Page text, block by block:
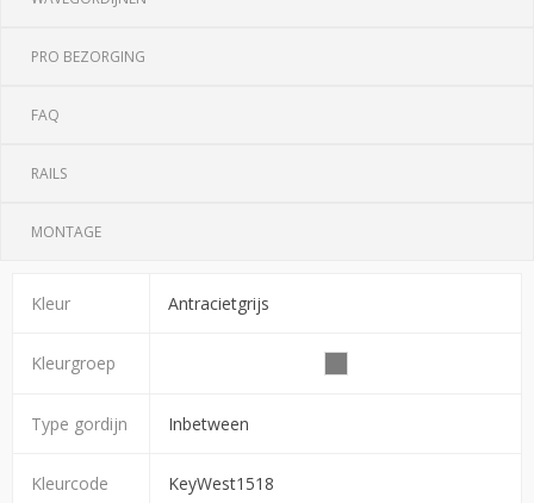
PRO BEZORGING
FAQ
RAILS
MONTAGE
Kleur Antracietgrijs
Kleurgroep
Type gordijn Inbetween
Kleurcode KeyWest1518